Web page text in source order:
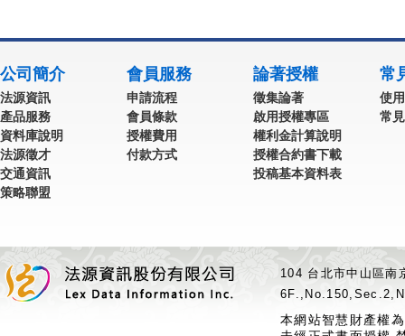
公司簡介
法源資訊
產品服務
資料庫說明
法源徵才
交通資訊
策略聯盟
會員服務
申請流程
會員條款
授權費用
付款方式
論著授權
徵集論著
啟用授權專區
權利金計算說明
授權合約書下載
投稿基本資料表
常
使
常
104 台北市中山區
本網站智慧財產權